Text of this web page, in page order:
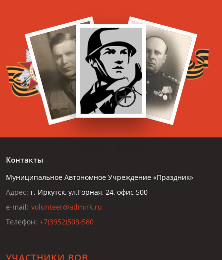
Контакты
Муниципальное Автономное Учреждение «Праздник»
Адрес: г. Иркутск, ул.Горная, 24, офис 500
e-mail: volunteer@admirk.ru
Телефон: +7(3952)503-580
УЧАСТНИКИ ВОВ